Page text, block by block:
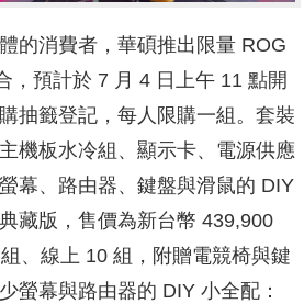
的消費者，華碩推出限量 ROG
，預計於 7 月 4 日上午 11 點開
抽籤登記，每人限購一組。套裝
機板水冷組、顯示卡、電源供應
幕、路由器、鍵盤與滑鼠的 DIY
藏版，售價為新台幣 439,900
、線上 10 組，附贈電競椅與鍵
螢幕與路由器的 DIY 小全配：